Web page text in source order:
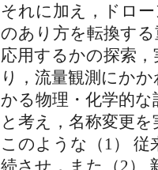
それに加え，ドロ
のあり方を転換す
応用するかの探索
り，流量観測にか
かる物理・化学的
と考え，名称変更
このような（1） 従
続させ，また（2）